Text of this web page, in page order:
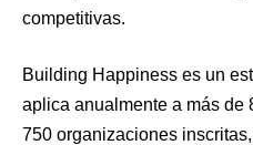
competitivas.
Building Happiness es un
aplica anualmente a más de
750 organizaciones